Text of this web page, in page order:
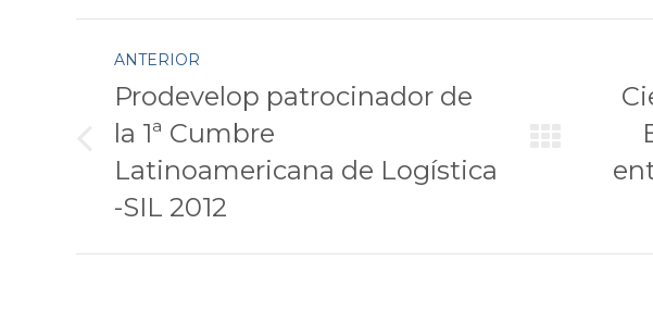
Navegación
entre
publicaciones
ANTERIOR
anterior:
Prodevelop patrocinador de
la 1ª Cumbre
Latinoamericana de Logística
-SIL 2012